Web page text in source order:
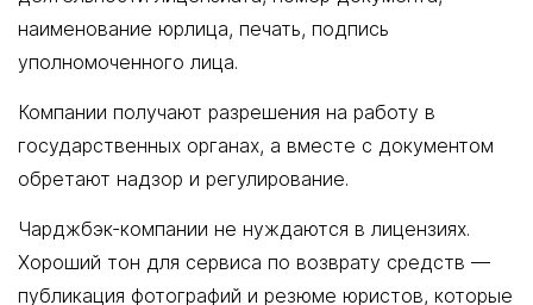
наименование юрлица, печать, подпись
уполномоченного лица.
Компании получают разрешения на работу в
государственных органах, а вместе с документом
обретают надзор и регулирование.
Чарджбэк-компании не нуждаются в лицензиях.
Хороший тон для сервиса по возврату средств —
публикация фотографий и резюме юристов, которые